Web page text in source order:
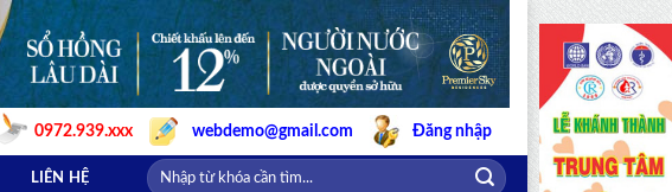
0972.939.xxx webdemo@gmail.com Đăng nhập
LIÊN HỆ